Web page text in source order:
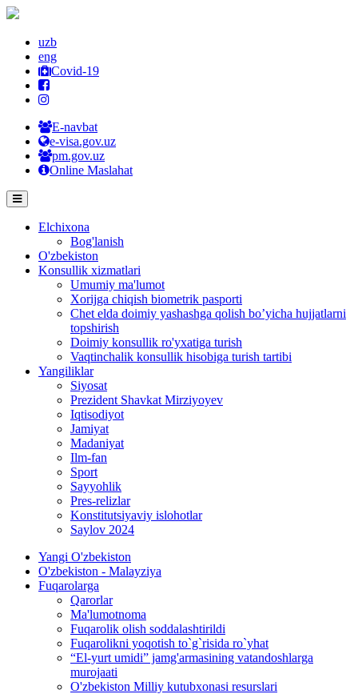
uzb
eng
Covid-19
E-navbat
e-visa.gov.uz
pm.gov.uz
Online Maslahat
Elchixona
Bog'lanish
O'zbekiston
Konsullik xizmatlari
Umumiy ma'lumot
Xorijga chiqish biometrik pasporti
Chet elda doimiy yashashga qolish bo’yicha hujjatlarni
topshirish
Doimiy konsullik ro'yxatiga turish
Vaqtinchalik konsullik hisobiga turish tartibi
Yangiliklar
Siyosat
Prezident Shavkat Mirziyoyev
Iqtisodiyot
Jamiyat
Madaniyat
Ilm-fan
Sport
Sayyohlik
Pres-relizlar
Konstitutsiyaviy islohotlar
Saylov 2024
Yangi O'zbekiston
O'zbekiston - Malayziya
Fuqarolarga
Qarorlar
Ma'lumotnoma
Fuqarolik olish soddalashtirildi
Fuqarolikni yoqotish to`g`risida ro`yhat
“El-yurt umidi” jamg'armasining vatandoshlarga
murojaati
O'zbekiston Milliy kutubxonasi resurslari